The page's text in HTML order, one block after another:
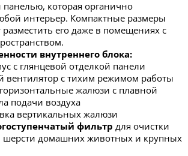
панелью, которая органично
интерьер. Компактные размеры
его даже в помещениях с
внутреннего блока:
с глянцевой отделкой панели
вентилятор с тихим режимом работы
жалюзи с плавной
подачи воздуха
вертикальных жалюзи
фильтр для очистки
шерсти домашних животных и крупных